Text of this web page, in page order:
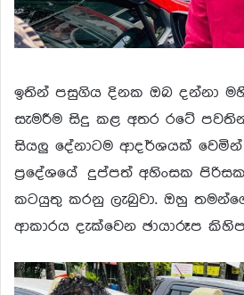
ඉතින් පසුගිය දිනක ඔබ දන්නා
සැමරීම සිදු කළ අතර රටේ
සියලු දේනාටම ආදර්ශයක්
ප්‍රදේශයේ දුප්පත් අහිංසක
කටයුතු කරනු ලැබුවා. ඔහු
ආකාරය දැක්වෙන ඡායාරූප